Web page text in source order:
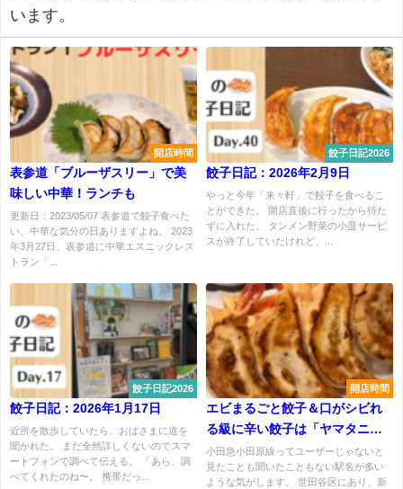
います。
開店時間
表参道「ブルーザスリー」で美
味しい中華！ランチも
更新日：2023/05/07 表参道で餃子食べた
い、中華な気分の日ありますよね。 2023
年3月27日、表参道に中華エスニックレス
トラン「...
餃子日記2026
餃子日記：2026年2月9日
やっと今年「来々軒」で餃子を食べるこ
とができた。 開店直後に行ったから待た
ずに入れた。 タンメン野菜の小皿サービ
スが終了していたけれど、...
餃子日記2026
餃子日記：2026年1月17日
近所を散歩していたら、おばさまに道を
聞かれた。 まだ全然詳しくないのでスマ
ートフォンで調べて伝える。 「あら、調
べてくれたのね〜。 携帯だっ...
開店時間
エビまるごと餃子＆口がシビれ
る級に辛い餃子は「ヤマタニ餃
子」だけ
小田急小田原線ってユーザーじゃないと
見たことも聞いたこともない駅名が多い
ような気がします。 世田谷区にあり、新